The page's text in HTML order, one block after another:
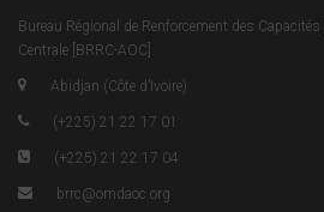
Bureau Régional de Renforcement des
Centrale [BRRC-AOC]
Abidjan (Côte d’Ivoire)
(+225) 21 22 17 01
(+225) 21 22 17 04
brrc@omdaoc.org